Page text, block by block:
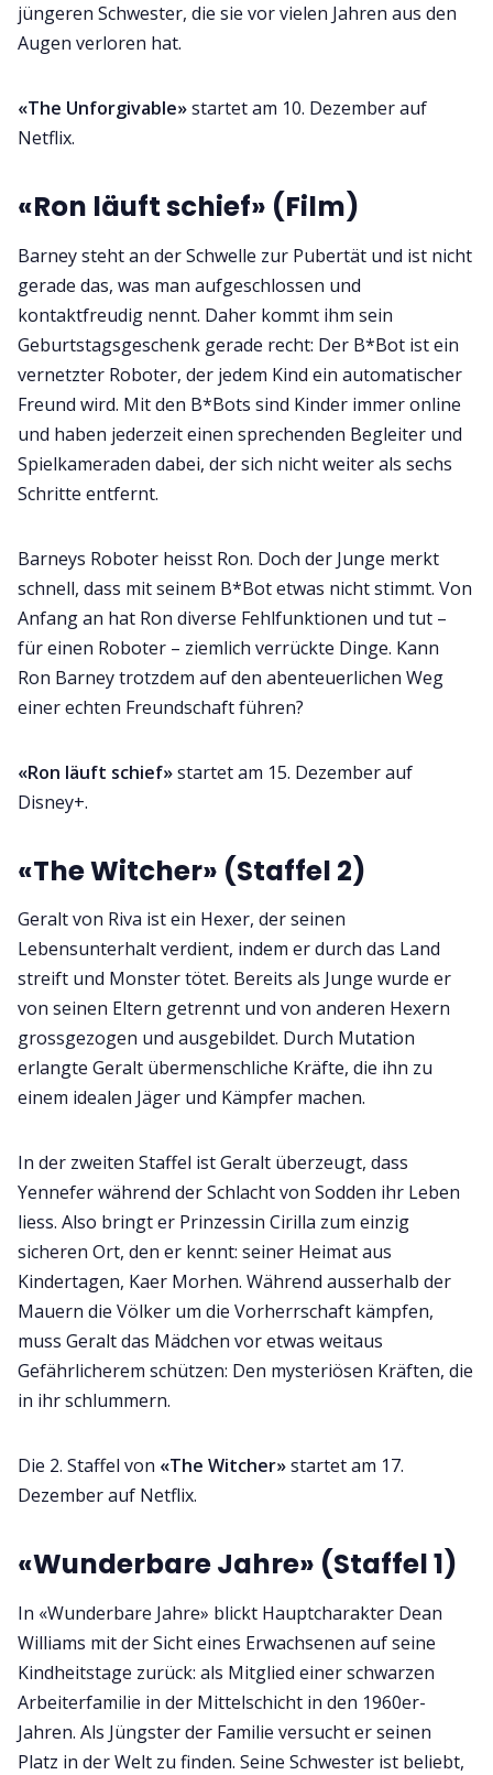
jüngeren Schwester, die sie vor vielen Jahren aus den
Augen verloren hat.
«The Unforgivable»startet am 10. Dezember auf
Netflix.
«Ron läuft schief» (Film)
Barney steht an der Schwelle zur Pubertät und ist nicht
gerade das, was man aufgeschlossen und
kontaktfreudig nennt. Daher kommt ihm sein
Geburtstagsgeschenk gerade recht: Der B*Bot ist ein
vernetzter Roboter, der jedem Kind ein automatischer
Freund wird. Mit den B*Bots sind Kinder immer online
und haben jederzeit einen sprechenden Begleiter und
Spielkameraden dabei, der sich nicht weiter als sechs
Schritte entfernt.
Barneys Roboter heisst Ron. Doch der Junge merkt
schnell, dass mit seinem B*Bot etwas nicht stimmt. Von
Anfang an hat Ron diverse Fehlfunktionen und tut –
für einen Roboter – ziemlich verrückte Dinge. Kann
Ron Barney trotzdem auf den abenteuerlichen Weg
einer echten Freundschaft führen?
«Ron läuft schief»startet am 15. Dezember auf
Disney+.
«The Witcher» (Staffel 2)
Geralt von Riva ist ein Hexer, der seinen
Lebensunterhalt verdient, indem er durch das Land
streift und Monster tötet. Bereits als Junge wurde er
von seinen Eltern getrennt und von anderen Hexern
grossgezogen und ausgebildet. Durch Mutation
erlangte Geralt übermenschliche Kräfte, die ihn zu
einem idealen Jäger und Kämpfer machen.
In der zweiten Staffel ist Geralt überzeugt, dass
Yennefer während der Schlacht von Sodden ihr Leben
liess. Also bringt er Prinzessin Cirilla zum einzig
sicheren Ort, den er kennt: seiner Heimat aus
Kindertagen, Kaer Morhen. Während ausserhalb der
Mauern die Völker um die Vorherrschaft kämpfen,
muss Geralt das Mädchen vor etwas weitaus
Gefährlicherem schützen: Den mysteriösen Kräften, die
in ihr schlummern.
Die 2. Staffel von «The Witcher»startet am 17.
Dezember auf Netflix.
«Wunderbare Jahre» (Staffel 1)
In «Wunderbare Jahre» blickt Hauptcharakter Dean
Williams mit der Sicht eines Erwachsenen auf seine
Kindheitstage zurück: als Mitglied einer schwarzen
Arbeiterfamilie in der Mittelschicht in den 1960er-
Jahren. Als Jüngster der Familie versucht er seinen
Platz in der Welt zu finden. Seine Schwester ist beliebt,